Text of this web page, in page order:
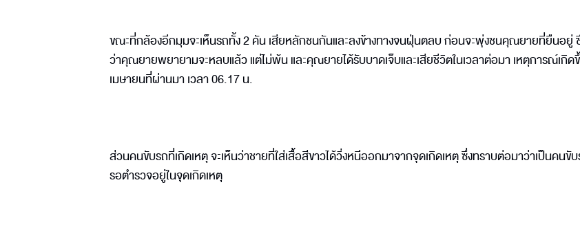
ขณะที่กล้องอีกมุมจะเห็นรถทั้ง 2 คัน เสียหลักชนกันและลงข้างทางจนฝุ่นตลบ ก่อนจะพุ่งชนคุณยายที่ยืนอยู่
ว่าคุณยายพยายามจะหลบแล้ว แต่ไม่พ้น และคุณยายได้รับบาดเจ็บและเสียชีวิตในเวลาต่อมา เหตุการณ์เกิด
เมษายนที่ผ่านมา เวลา 06.17 น.
ส่วนคนขับรถที่เกิดเหตุ จะเห็นว่าชายที่ใส่เสื้อสีขาวได้วิ่งหนีออกมาจากจุดเกิดเหตุ ซึ่งทราบต่อมาว่าเป็นคนขั
รอตำรวจอยู่ในจุดเกิดเหตุ